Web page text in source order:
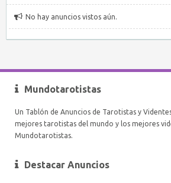
No hay anuncios vistos aún.
Mundotarotistas
Un Tablón de Anuncios de Tarotistas y
mejores tarotistas del mundo y los mejores
Mundotarotistas.
Destacar Anuncios